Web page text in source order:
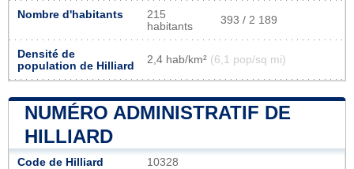
Nombre d'habitants
215
habitants
393 / 2 189
Densité de
population de Hilliard
2,4 hab/km² (6,1 pop/sq mi)
NUMÉRO ADMINISTRATIF DE
HILLIARD
Code de Hilliard 10328